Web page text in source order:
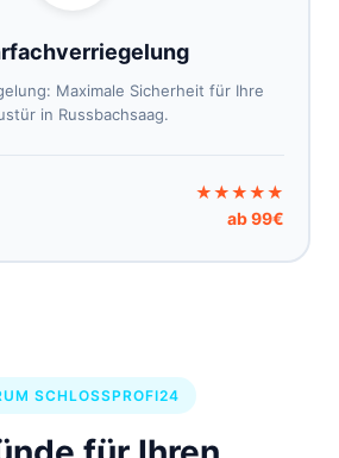
Maximale Sicherheit für Ihre
in Russbachsaag.
★★★★★
ab 99€
SCHLOSSPROFI24